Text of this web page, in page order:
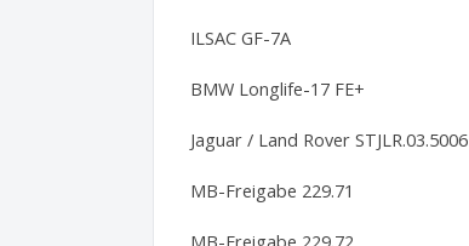
ILSAC GF-7A
BMW Longlife-17 FE+
Jaguar / Land Rover STJLR.03.5006
MB-Freigabe 229.71